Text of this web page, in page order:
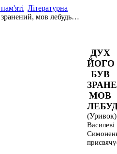
Літературна
мов лебудь…
ДУХ
ЙОГО
БУВ
МОВ
(Уривок)
Василеві